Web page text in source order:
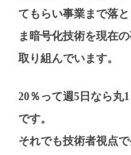
てもらい事業まで落
ま暗号化技術を現在
取り組んでいます。
20％って週5日なら丸
です。
それでも技術者視点